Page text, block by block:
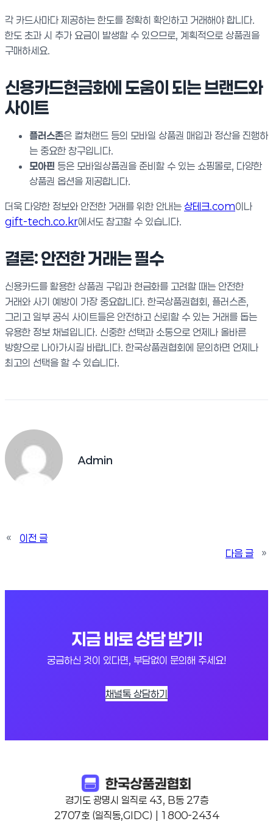
각 카드사마다 제공하는 한도를 정확히 확인하고 거래해야 합니다.
한도 초과 시 추가 요금이 발생할 수 있으므로, 계획적으로 상품권을
구매하세요.
신용카드현금화에 도움이 되는 브랜드와
사이트
플러스존은 컬쳐랜드 등의 모바일 상품권 매입과 정산을 진행하
는 중요한 창구입니다.
모아핀 등은 모바일상품권을 준비할 수 있는 쇼핑몰로, 다양한
상품권 옵션을 제공합니다.
더욱 다양한 정보와 안전한 거래를 위한 안내는 상테크.com이나
gift-tech.co.kr에서도 참고할 수 있습니다.
결론: 안전한 거래는 필수
신용카드를 활용한 상품권 구입과 현금화를 고려할 때는 안전한
거래와 사기 예방이 가장 중요합니다. 한국상품권협회, 플러스존,
그리고 일부 공식 사이트들은 안전하고 신뢰할 수 있는 거래를 돕는
유용한 정보 채널입니다. 신중한 선택과 소통으로 언제나 올바른
방향으로 나아가시길 바랍니다. 한국상품권협회에 문의하면 언제나
최고의 선택을 할 수 있습니다.
Admin
«
이전 글
다음 글
»
지금 바로 상담 받기!
궁금하신 것이 있다면, 부담없이 문의해 주세요!
채널톡 상담하기
경기도 광명시 일직로 43, B동 27층
2707호 (일직동,GIDC) | 1800-2434